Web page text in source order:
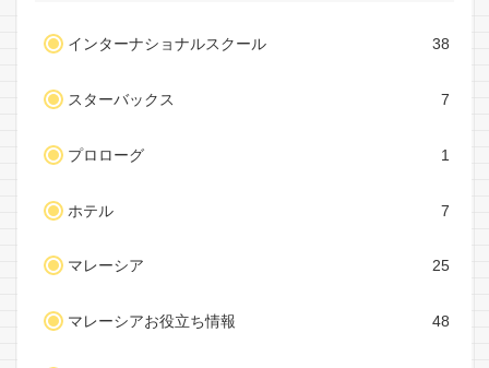
インターナショナルスクール 38
スターバックス 7
プロローグ 1
ホテル 7
マレーシア 25
マレーシアお役立ち情報 48